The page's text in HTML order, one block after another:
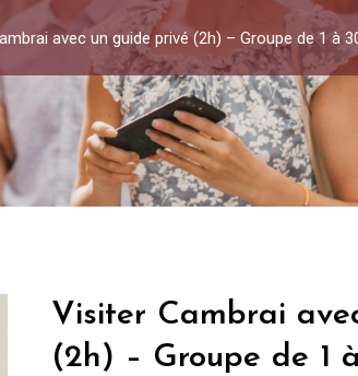
avec un guide privé (2h) – Groupe de 1 à
Visiter Cambrai
(2h) – Groupe de 1